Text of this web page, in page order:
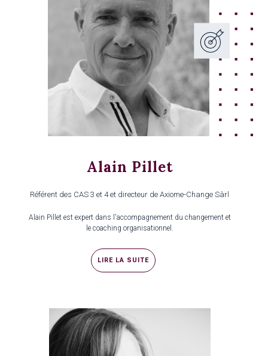
Alain Pillet
Référent des CAS 3 et 4 et directeur de Axiome-Change Sàrl
Alain Pillet est expert dans l'accompagnement du changement et
le coaching organisationnel.
LIRE LA SUITE